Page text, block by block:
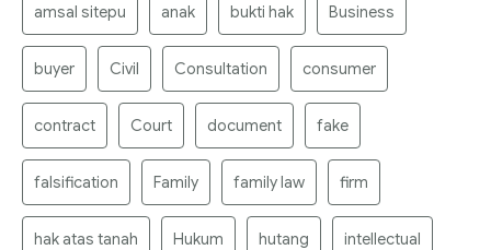
amsal sitepu anak bukti hak Business
buyer Civil Consultation consumer
contract Court document fake
falsification Family family law firm
hak atas tanah Hukum hutang intellectual